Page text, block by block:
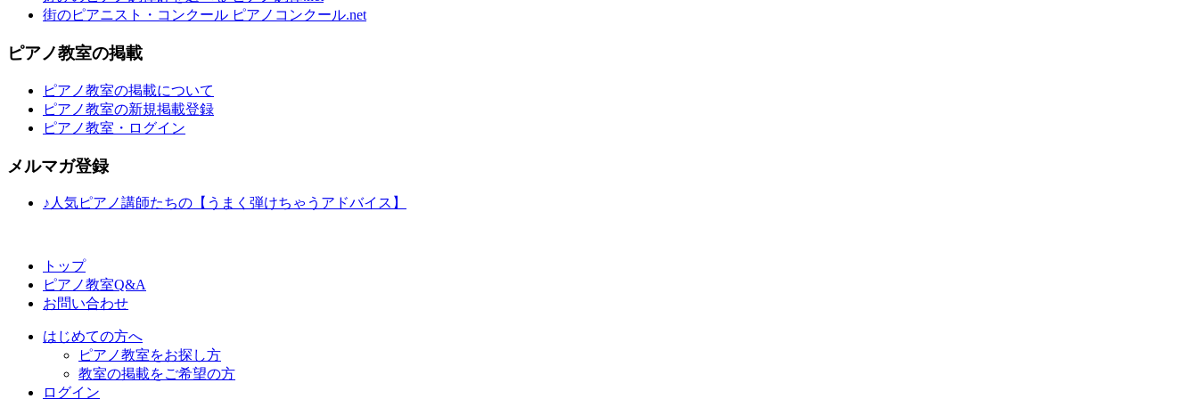
街のピアニスト・コンクール ピアノコンクール.net
ピアノ教室の掲載
ピアノ教室の掲載について
ピアノ教室の新規掲載登録
ピアノ教室・ログイン
メルマガ登録
♪人気ピアノ講師たちの【うまく弾けちゃうアドバイス】
トップ
ピアノ教室Q&A
お問い合わせ
はじめての方へ
ピアノ教室をお探し方
教室の掲載をご希望の方
ログイン